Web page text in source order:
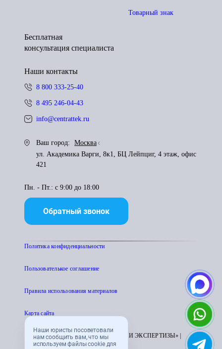
Наши юристы посоветовали
нам сообщить вам, что мы
используем файлы cookie для
Товарный знак
Бесплатная
консультация специалиста
Наши контакты
8 800 333-25-40
8 495 246-04-43
info@centrattek.ru
Ваш город:
Москва
ул. Академика Варги, 8к1, БЦ Лейпциг, 4 этаж, офис
421
Пн. - Пт.: с 9:00 до 18:00
Обратный звонок
Политика конфиденциальности
Пользователькое соглашение
Правила использования материалов
Карта сайта
© 1995 - 2026 «ЦЕНТР АТТЕСТАЦИИ И ЭКСПЕРТИЗЫ» |
CENTRATTEK.RU